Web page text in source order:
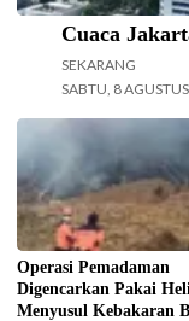
Cuaca
SEKARANG
SABTU, 8
Operasi pemadaman
kawasan Taman
Tengger Semeru
digencarkan, Jumat (7/
hari ini. (Foto: BPBD
Malang).
Operasi Pemadaman
Digencarkan Pakai
Menyusul Kebakaran